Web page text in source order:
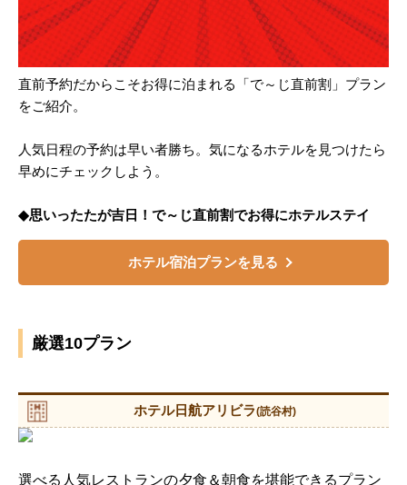
直前予約だからこそお得に泊まれる「で～じ直前割」プラン
をご紹介。
人気日程の予約は早い者勝ち。気になるホテルを見つけたら
早めにチェックしよう。
◆思いったたが吉日！で～じ直前割でお得にホテルステイ
ホテル宿泊プランを見る
厳選10プラン
ホテル日航アリビラ(読谷村)
選べる人気レストランの夕食＆朝食を堪能できるプラン